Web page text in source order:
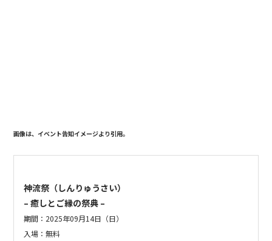
画像は、イベント告知イメージより引用。
神流祭（しんりゅうさい）
– 癒しとご縁の祭典 –
期間：2025年09月14日（日）
入場：無料